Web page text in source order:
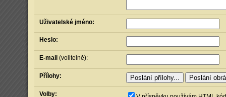
Uživatelské jméno:
Heslo:
E-mail (volitelně):
Přílohy:
Volby: